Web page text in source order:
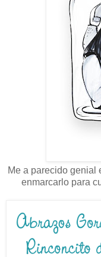
Me a parecido genial
enmarcarlo para